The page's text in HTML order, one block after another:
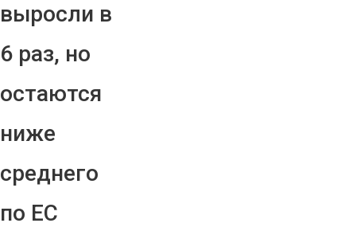
выросли в
6 раз, но
остаются
ниже
среднего
по ЕС